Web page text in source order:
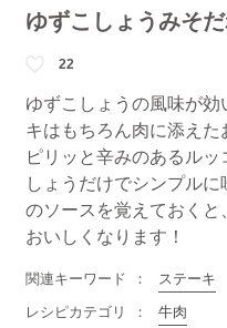
ゆずこしょうみそ
22
ゆずこしょうの風味が
キはもちろん肉に添えた
ピリッと辛みのあるル
しょうだけでシンプル
のソースを覚えておく
おいしくなります！
関連キーワード ステーキ
レシピカテゴリ
牛肉